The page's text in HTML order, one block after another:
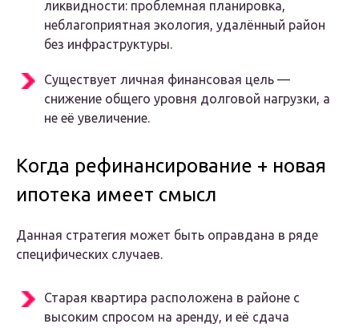
ликвидности: проблемная планировка,
неблагоприятная экология, удалённый район
без инфраструктуры.
Существует личная финансовая цель —
снижение общего уровня долговой нагрузки, а
не её увеличение.
Когда рефинансирование + новая
ипотека имеет смысл
Данная стратегия может быть оправдана в ряде
специфических случаев.
Старая квартира расположена в районе с
высоким спросом на аренду, и её сдача